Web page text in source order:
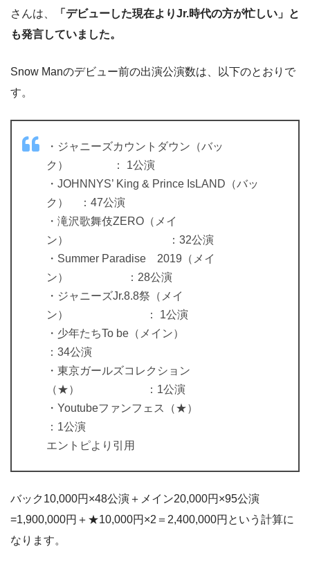
さんは、
「デビューした現在よりJr.時代の方が忙しい」と
も発言していました。
Snow Manのデビュー前の出演公演数は、以下のとおりで
す。
・ジャニーズカウントダウン（バッ
ク） ： 1公演
・JOHNNYS’ King & Prince IsLAND（バッ
ク） ：47公演
・滝沢歌舞伎ZERO（メイ
ン） ：32公演
・Summer Paradise 2019（メイ
ン） ：28公演
・ジャニーズJr.8.8祭（メイ
ン） ： 1公演
・少年たちTo be（メイン）
：34公演
・東京ガールズコレクション
（★） ：1公演
・Youtubeファンフェス（★）
：1公演
エントピより引用
バック10,000円×48公演＋メイン20,000円×95公演
=1,900,000円＋★10,000円×2＝2,400,000円という計算に
なります。